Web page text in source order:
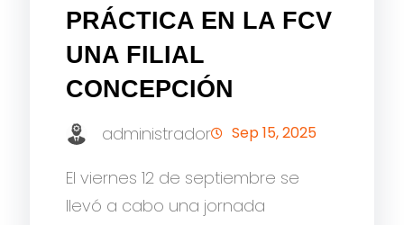
PRÁCTICA EN LA FCV
UNA FILIAL
CONCEPCIÓN
administrador Sep 15, 2025
El viernes 12 de septiembre se
llevó a cabo una jornada